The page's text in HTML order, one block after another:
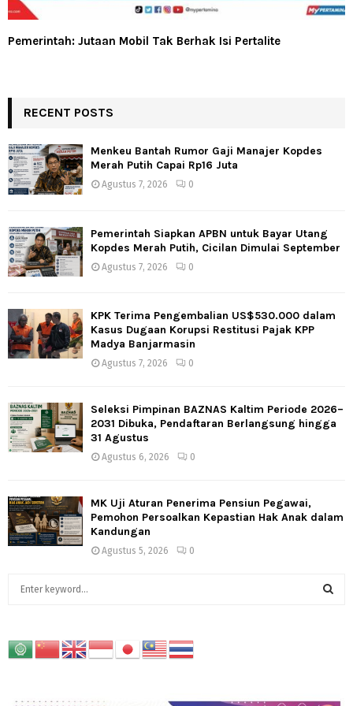
Pemerintah: Jutaan Mobil Tak Berhak Isi Pertalite
RECENT POSTS
Menkeu Bantah Rumor Gaji Manajer Kopdes
Merah Putih Capai Rp16 Juta
Agustus 7, 2026 0
Pemerintah Siapkan APBN untuk Bayar Utang
Kopdes Merah Putih, Cicilan Dimulai September
Agustus 7, 2026 0
KPK Terima Pengembalian US$530.000 dalam
Kasus Dugaan Korupsi Restitusi Pajak KPP
Madya Banjarmasin
Agustus 7, 2026 0
Seleksi Pimpinan BAZNAS Kaltim Periode 2026–
2031 Dibuka, Pendaftaran Berlangsung hingga
31 Agustus
Agustus 6, 2026 0
MK Uji Aturan Penerima Pensiun Pegawai,
Pemohon Persoalkan Kepastian Hak Anak dalam
Kandungan
Agustus 5, 2026 0
c